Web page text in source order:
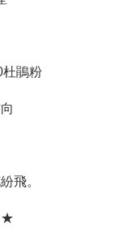
杜鵑粉
飛。